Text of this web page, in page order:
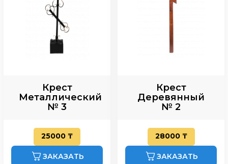
Крест
Металлический
№ 3
25000 ₸
ЗАКАЗАТЬ
Крест
Деревянный
№ 2
28000 ₸
ЗАКАЗАТЬ